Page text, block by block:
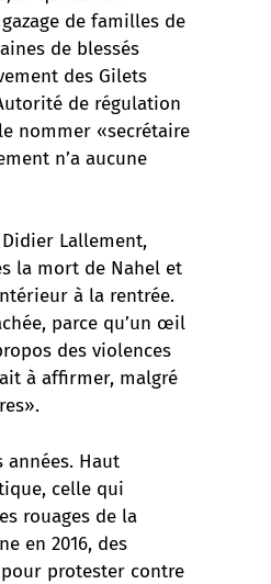
de familles de
de blessés
des Gilets
de régulation
nommer «secrétaire
n’a aucune
Lallement,
la mort de Nahel et
à la rentrée.
parce qu’un œil
des violences
à affirmer, malgré
.
Haut
celle qui
rouages de la
en 2016, des
protester contre